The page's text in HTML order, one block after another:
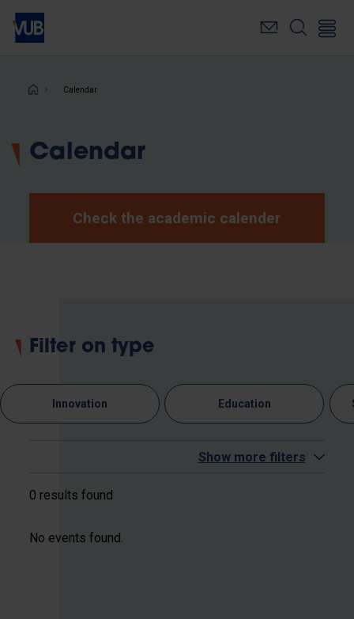
Skip
main
Breadcrumb
Calendar
Calendar
Check the academic calender
Filter on type
Innovation Education
Show more filters
0 results found
No events found.